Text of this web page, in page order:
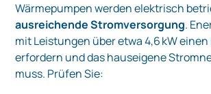
Wärmepumpen werden elektrisch
ausreichende Stromversorgung.
mit Leistungen über etwa 4,6 kW einen
erfordern und das hauseigene
muss. Prüfen Sie: